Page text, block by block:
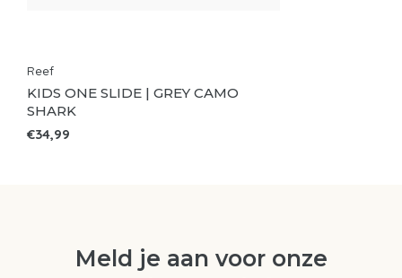
Reef
KIDS ONE SLIDE | GREY CAMO
SHARK
€34,99
Meld je aan voor onze